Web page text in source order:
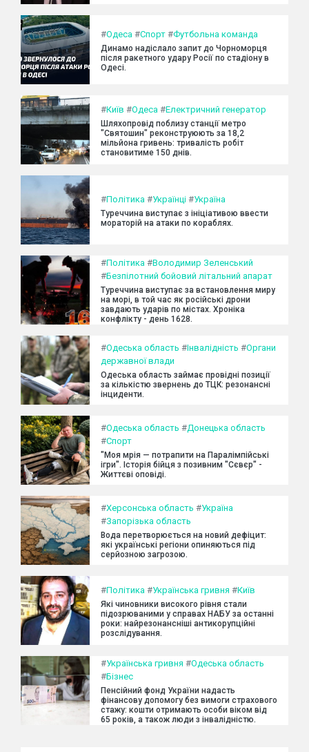
#Одеса #Спорт #Футбольна команда
Динамо надіслало запит до Чорноморця
після ракетного удару Росії по стадіону в
Одесі.
#Київ #Одеса #Електричний генератор
Шляхопровід поблизу станції метро
"Святошин" реконструюють за 18,2
мільйона гривень: тривалість робіт
становитиме 150 днів.
#Політика #Українці #Україна
Туреччина виступає з ініціативою ввести
мораторій на атаки по кораблях.
#Політика #Володимир Зеленський
#Безпілотний бойовий літальний апарат
Туреччина виступає за встановлення миру
на морі, в той час як російські дрони
завдають ударів по містах. Хроніка
конфлікту - день 1628.
#Одеська область #Інвалідність #Органи
державної влади
Одеська область займає провідні позиції
за кількістю звернень до ТЦК: резонансні
інциденти.
#Одеська область #Донецька область
#Спорт
"Моя мрія — потрапити на Паралімпійські
ігри". Історія бійця з позивним "Сєвєр" -
Життєві оповіді.
#Херсонська область #Україна
#Запорізька область
Вода перетворюється на новий дефіцит:
які українські регіони опиняються під
серйозною загрозою.
#Політика #Українська гривня #Київ
Які чиновники високого рівня стали
підозрюваними у справах НАБУ за останні
роки: найрезонансніші антикорупційні
розслідування.
#Українська гривня #Одеська область
#Бізнес
Пенсійний фонд України надасть
фінансову допомогу без вимоги страхового
стажу: кошти отримають особи віком від
65 років, а також люди з інвалідністю.